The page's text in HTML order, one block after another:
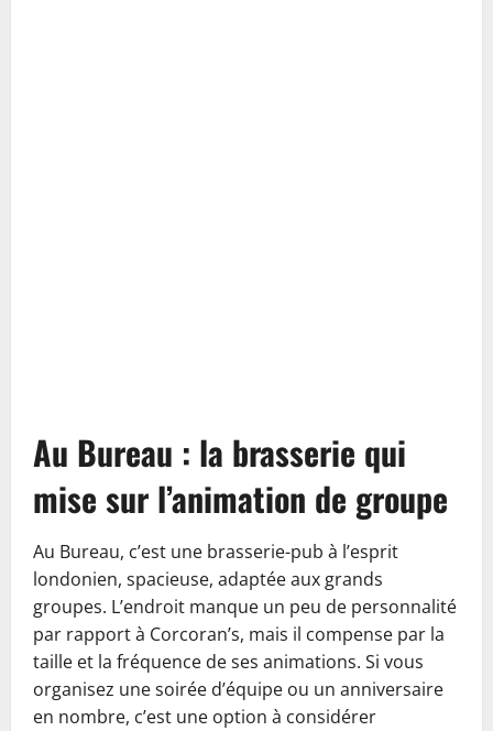
Au Bureau : la brasserie qui
mise sur l’animation de groupe
Au Bureau, c’est une brasserie-pub à l’esprit
londonien, spacieuse, adaptée aux grands
groupes. L’endroit manque un peu de personnalité
par rapport à Corcoran’s, mais il compense par la
taille et la fréquence de ses animations. Si vous
organisez une soirée d’équipe ou un anniversaire
en nombre, c’est une option à considérer